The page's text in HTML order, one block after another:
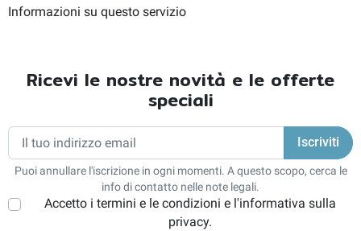
Informazioni su questo servizio
Ricevi le nostre novità e le offerte
speciali
Puoi annullare l'iscrizione in ogni momenti. A questo scopo, cerca le
info di contatto nelle note legali.
Accetto i termini e le condizioni e l'informativa sulla
privacy.